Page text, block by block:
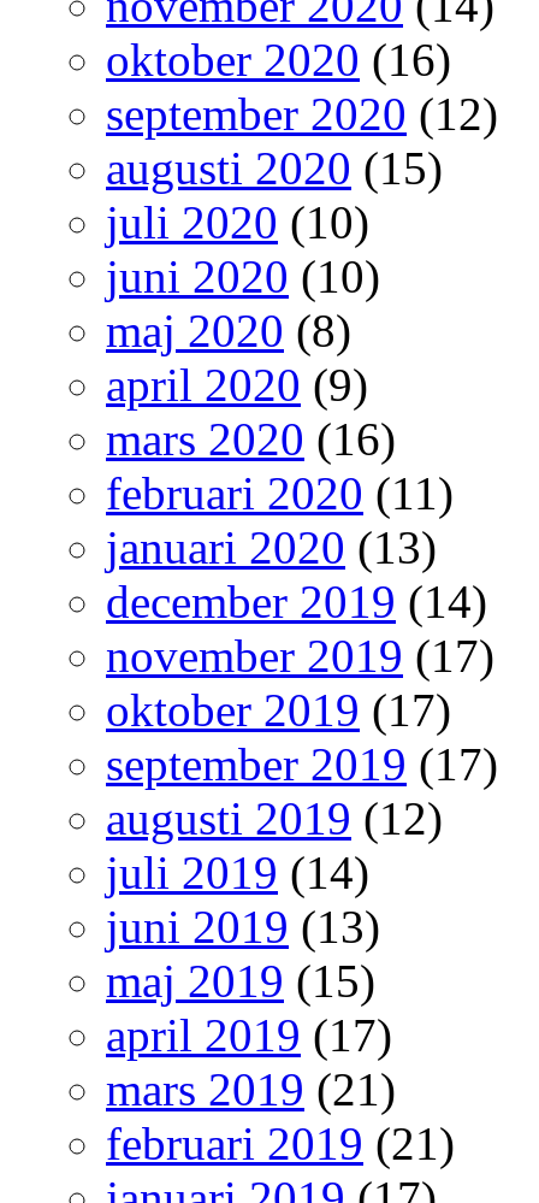
oktober 2020 (16)
september 2020 (12)
augusti 2020 (15)
juli 2020 (10)
juni 2020 (10)
maj 2020 (8)
april 2020 (9)
mars 2020 (16)
februari 2020 (11)
januari 2020 (13)
december 2019 (14)
november 2019 (17)
oktober 2019 (17)
september 2019 (17)
augusti 2019 (12)
juli 2019 (14)
juni 2019 (13)
maj 2019 (15)
april 2019 (17)
mars 2019 (21)
februari 2019 (21)